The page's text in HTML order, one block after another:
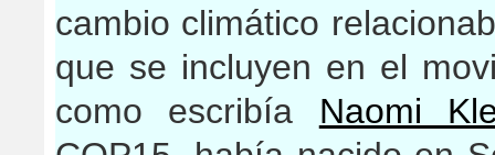
cambio climático
que se incluyen en el
como escribía Naomi